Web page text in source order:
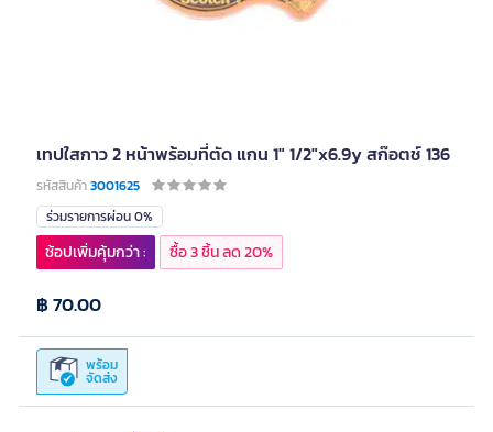
เทปใสกาว 2 หน้าพร้อมที่ตัด แกน 1" 1/2"x6.9y สก๊อตช์ 136
รหัสสินค้า3001625
ร่วมรายการผ่อน 0%
พร้อม
จัดส่ง
฿ 70.00
ช้อปเพิ่มคุ้มกว่า : ซื้อ 3 ชิ้น ลด 20%